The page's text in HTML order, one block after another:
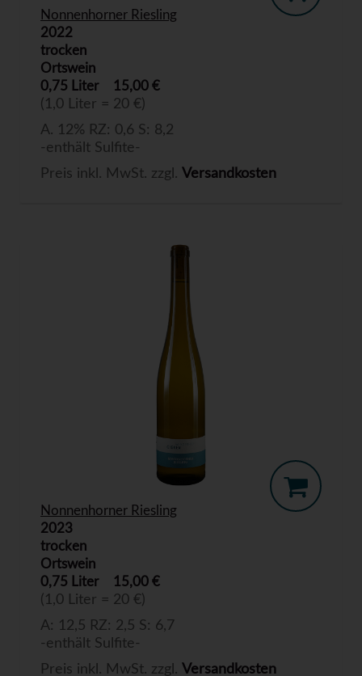
Nonnenhorner Riesling
2022
trocken
Ortswein
0,75 Liter
15,00 €
(1,0 Liter = 20 €)
A. 12% RZ: 0,6 S: 8,2
-enthält Sulfite-
Preis inkl. MwSt. zzgl. Versandkosten
Nonnenhorner Riesling
2023
trocken
Ortswein
0,75 Liter
15,00 €
(1,0 Liter = 20 €)
A: 12,5 RZ: 2,5 S: 6,7
-enthält Sulfite-
Preis inkl. MwSt. zzgl. Versandkosten